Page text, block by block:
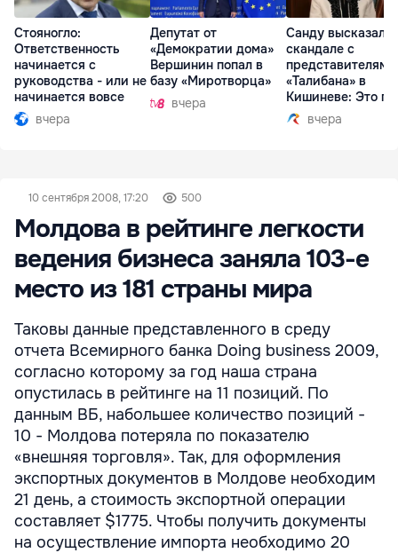
Стояногло:
Ответственность
начинается с
руководства - или не
начинается вовсе
вчера
Депутат от
«Демократии дома»
Вершинин попал в
базу «Миротворца»
вчера
Санду
скандале с
представителями
«Талибана» в
Кишиневе: Это
вчера
10 сентября 2008, 17:20 500
Молдова в рейтинге легкости
ведения бизнеса заняла 103-е
место из 181 страны мира
Таковы данные представленного в среду
отчета Всемирного банка Doing business 2009,
согласно которому за год наша страна
опустилась в рейтинге на 11 позиций. По
данным ВБ, набольшее количество позиций -
10 - Молдова потеряла по показателю
«внешняя торговля». Так, для оформления
экспортных документов в Молдове необходим
21 день, а стоимость экспортной операции
составляет $1775. Чтобы получить документы
на осуществление импорта необходимо 20